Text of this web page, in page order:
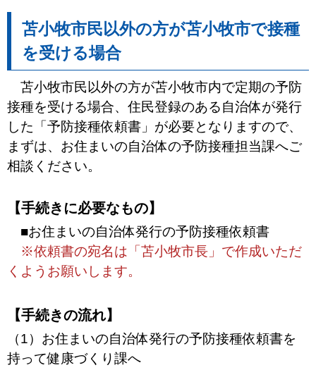
苫小牧市民以外の方が苫小牧市で接種
を受ける場合
苫小牧市民以外の方が苫小牧市内で定期の予防
接種を受ける場合、住民登録のある自治体が発行
した「予防接種依頼書」が必要となりますので、
まずは、お住まいの自治体の予防接種担当課へご
相談ください。
【手続きに必要なもの】
■お住まいの自治体発行の予防接種依頼書
※依頼書の宛名は「苫小牧市長」で作成いただ
くようお願いします。
【手続きの流れ】
（1）お住まいの自治体発行の予防接種依頼書を
持って健康づくり課へ